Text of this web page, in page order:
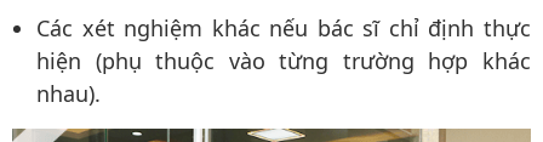
Các xét nghiệm khác nếu bác sĩ chỉ định thực
hiện (phụ thuộc vào từng trường hợp khác
nhau).